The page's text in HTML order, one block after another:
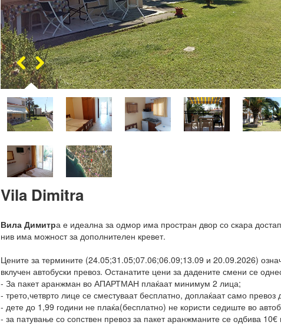
Vila Dimitra
Вила Димитра е идеална за одмор има простран двор со скара
нив има можност за дополнителен кревет.
Цените за термините (24.05;31.05;07.06;06.09;13.09 и 20.09.2026)
вклучен автобуски превоз. Останатите цени за дадените смени се
- За пакет аранжман во АПАРТМАН плаќаат минимум 2 лица;
- трето,четврто лице се сместуваат бесплатно, доплаќаат само
- дете до 1,99 години не плаќа(бесплатно) не користи седиште во
- за патување со сопствен превоз за пакет аранжманите се одбива 10€